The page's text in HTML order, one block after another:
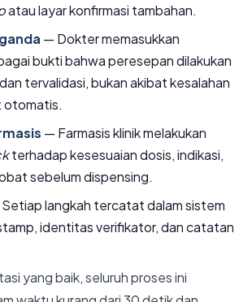
atau layar konfirmasi tambahan.
— Dokter memasukkan
bukti bahwa peresepan dilakukan
tervalidasi, bukan akibat kesalahan
otomatis.
— Farmasis klinik melakukan
terhadap kesesuaian dosis, indikasi,
sebelum dispensing.
langkah tercatat dalam sistem
identitas verifikator, dan catatan
yang baik, seluruh proses ini